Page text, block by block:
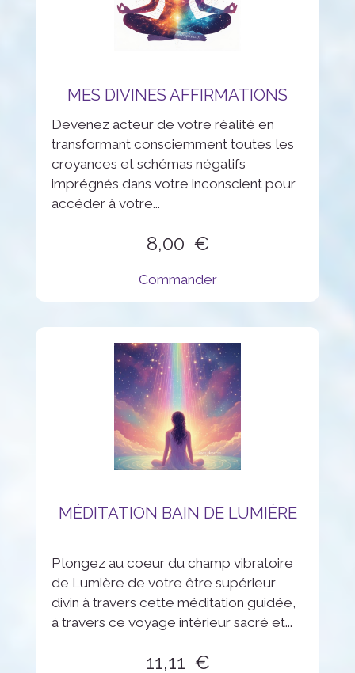
MES DIVINES AFFIRMATIONS
Devenez acteur de votre réalité en
transformant consciemment toutes les
croyances et schémas négatifs
imprégnés dans votre inconscient pour
accéder à votre...
8,00
Commander
MÉDITATION BAIN DE LUMIÈRE
Plongez au coeur du champ vibratoire
de Lumière de votre être supérieur
divin à travers cette méditation guidée,
à travers ce voyage intérieur sacré et...
11,11